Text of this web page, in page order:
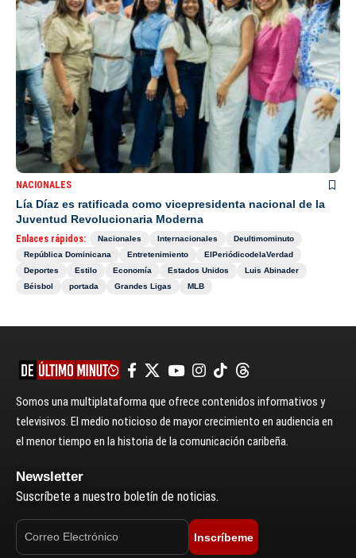
NACIONALES
Lía Díaz es ratificada como vicepresidenta nacional de la
Juventud Revolucionaria Moderna
Enlaces rápidos: Nacionales Internacionales
Deultimominuto
República Dominicana
Entretenimiento
ElPeriódicodelaVerdad
Deportes
Estilo Economía Estados Unidos
Luis Abinader
Béisbol
portada Grandes Ligas MLB
Somos una multiplataforma que ofrece contenidos informativos y
televisivos. El medio noticioso de mayor crecimiento en audiencia en
el menor tiempo en la historia de la comunicación caribeña.
Newsletter
Suscríbete a nuestro boletín de noticias.
Inscríbeme